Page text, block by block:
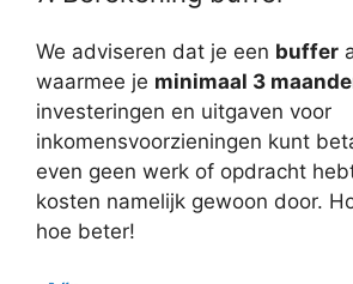
We adviseren dat je een buffer
waarmee je minimaal 3
investeringen en uitgaven voor
inkomensvoorzieningen kunt
even geen werk of opdracht
kosten namelijk gewoon door.
hoe beter!